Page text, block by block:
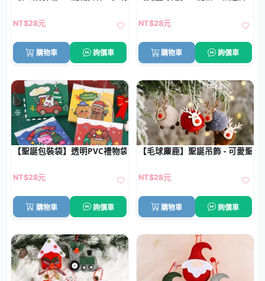
NT$28元
購物車 詢價車
NT$28元
購物車 詢價車
【聖誕包裝袋】透明PVC禮物袋-防水手提禮品收納袋
NT$28元
購物車 詢價車
【毛球麋鹿】聖誕吊飾 - 可愛聖誕
NT$28元
購物車 詢價車